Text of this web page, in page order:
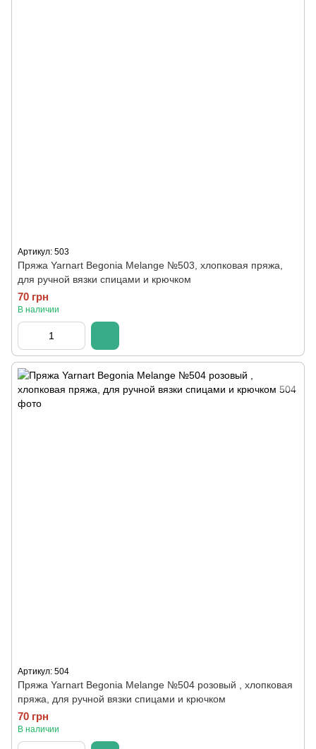
Артикул: 503
Пряжа Yarnart Begonia Melange №503, хлопковая пряжа,
для ручной вязки спицами и крючком
70 грн
В наличии
Артикул: 504
Пряжа Yarnart Begonia Melange №504 розовый , хлопковая
пряжа, для ручной вязки спицами и крючком
70 грн
В наличии